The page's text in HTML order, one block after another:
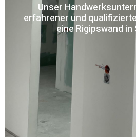
Unser
erfahrener und
eine Rigipswand